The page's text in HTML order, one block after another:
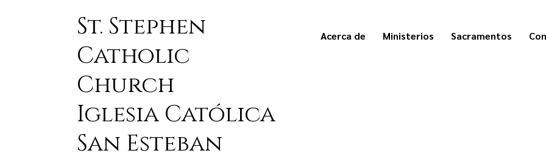
St. Stephen
Catholic
Church
Iglesia Católica
San Esteban
Acerca de Ministerios Sacramentos